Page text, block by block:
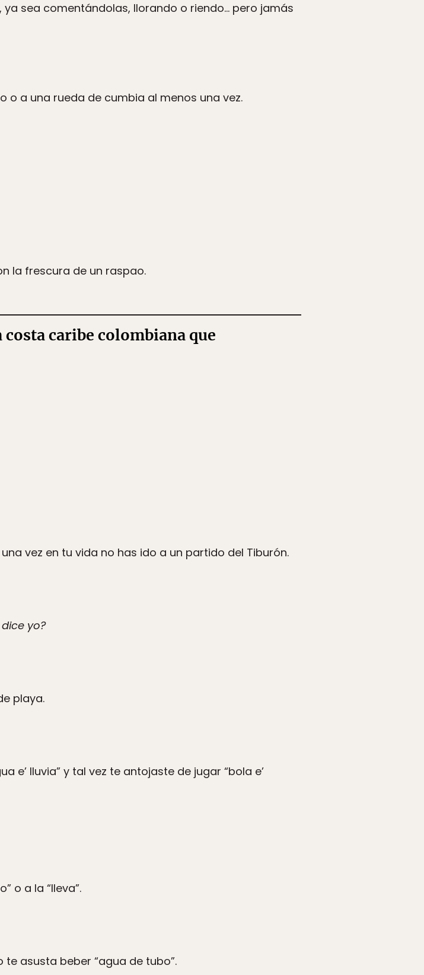
sea comentándolas, llorando o riendo… pero jamás
o a una rueda de cumbia al menos una vez.
la frescura de un raspao.
caribe colombiana que
vez en tu vida no has ido a un partido del Tiburón.
yo?
playa.
e’ lluvia” y tal vez te antojaste de jugar “bola e’
o a la “lleva”.
asusta beber “agua de tubo”.